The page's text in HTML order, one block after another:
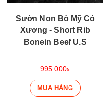
Sườn Non Bò Mỹ Có
Xương - Short Rib
Bonein Beef U.S
995.000₫
MUA HÀNG